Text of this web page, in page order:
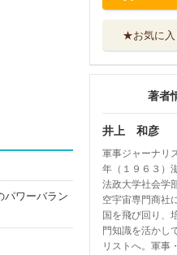
パワーバラン
★お気に入
著者
井上 和彦
軍事ジャーナリ
年（１９６３）
法政大学社会学
空宇宙専門商社
国を飛び回り、
門知識を活かし
リストへ。軍事